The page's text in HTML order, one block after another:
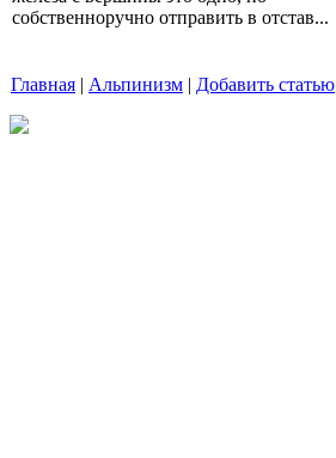
собственноручно отправить в отстав...
Главная | Альпинизм | Добавить статью